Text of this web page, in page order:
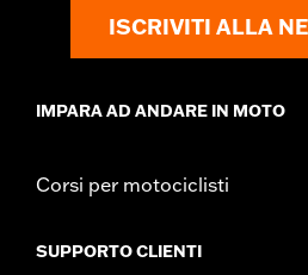
ISCRIVITI ALLA
IMPARA AD ANDARE IN MOTO
Corsi per motociclisti
SUPPORTO CLIENTI